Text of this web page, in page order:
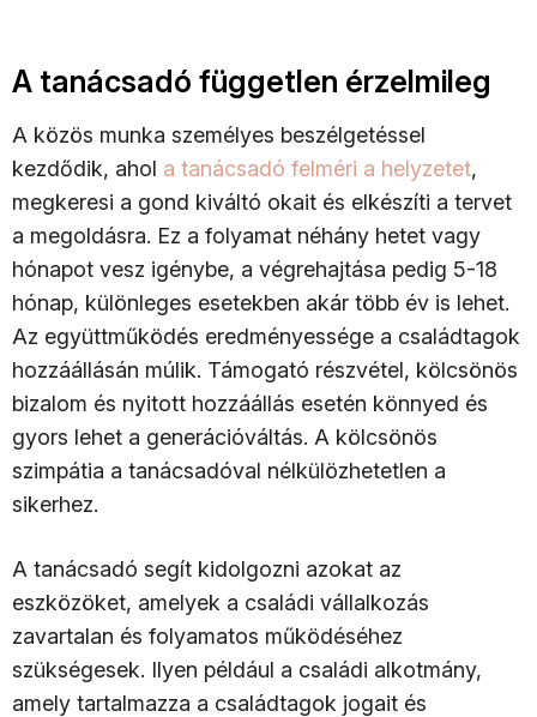
A tanácsadó független érzelmileg
A közös munka személyes beszélgetéssel
kezdődik, ahol a tanácsadó felméri a helyzetet,
megkeresi a gond kiváltó okait és elkészíti a tervet
a megoldásra. Ez a folyamat néhány hetet vagy
hónapot vesz igénybe, a végrehajtása pedig 5-18
hónap, különleges esetekben akár több év is lehet.
Az együttműködés eredményessége a családtagok
hozzáállásán múlik. Támogató részvétel, kölcsönös
bizalom és nyitott hozzáállás esetén könnyed és
gyors lehet a generációváltás. A kölcsönös
szimpátia a tanácsadóval nélkülözhetetlen a
sikerhez.
A tanácsadó segít kidolgozni azokat az
eszközöket, amelyek a családi vállalkozás
zavartalan és folyamatos működéséhez
szükségesek. Ilyen például a családi alkotmány,
amely tartalmazza a családtagok jogait és